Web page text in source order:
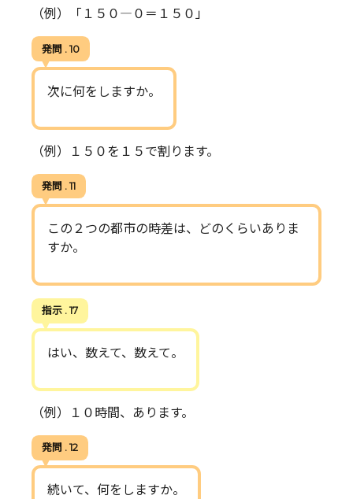
（例）「１５０―０＝１５０」
発問 . 10
次に何をしますか。
（例）１５０を１５で割ります。
発問 . 11
この２つの都市の時差は、どのくらいありま
すか。
指示 . 17
はい、数えて、数えて。
（例）１０時間、あります。
発問 . 12
続いて、何をしますか。